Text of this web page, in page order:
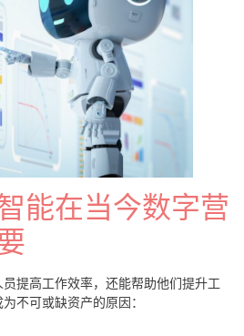
能在当今数字营
提高工作效率，还能帮助他们提升工
不可或缺资产的原因：